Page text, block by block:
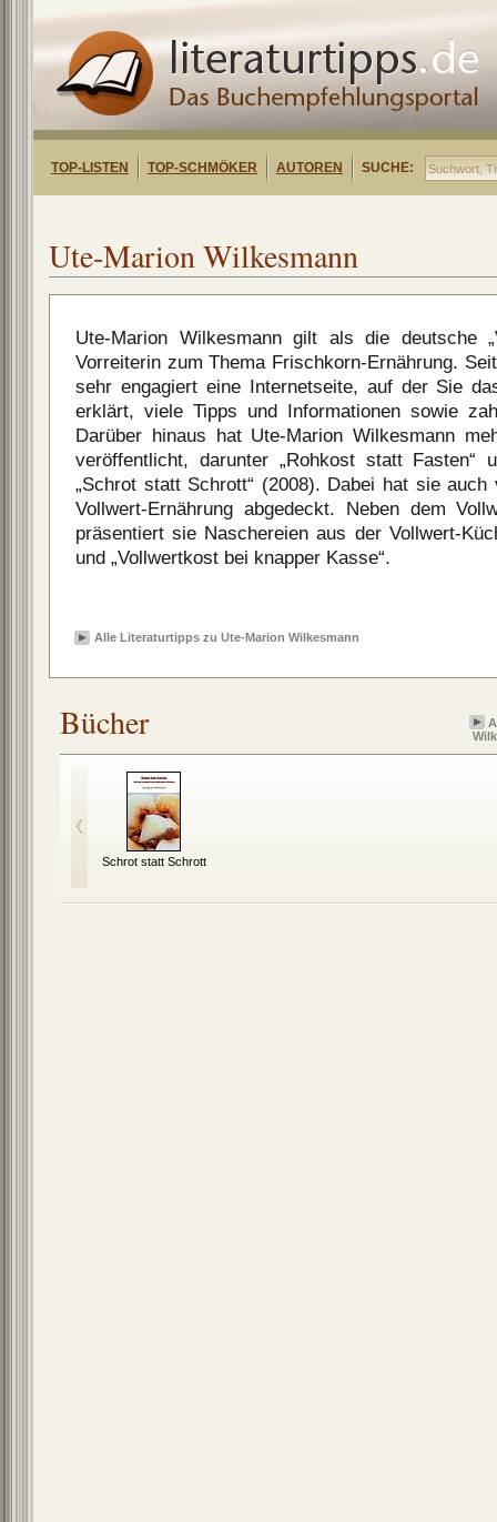
TOP-LISTEN TOP-SCHMÖKER AUTOREN SUCHE:
Ute-Marion Wilkesmann
Ute-Marion Wilkesmann gilt als die deutsche
Vorreiterin zum Thema Frischkorn-Ernährung.
sehr engagiert eine Internetseite, auf der Sie
erklärt, viele Tipps und Informationen sowie
Darüber hinaus hat Ute-Marion Wilkesmann
veröffentlicht, darunter „Rohkost statt Fasten“
„Schrot statt Schrott“ (2008). Dabei hat sie auch
Vollwert-Ernährung abgedeckt. Neben dem
präsentiert sie Naschereien aus der Vollwert-
und „Vollwertkost bei knapper Kasse“.
Alle Literaturtipps zu Ute-Marion Wilkesmann
Bücher
Schrot statt Schrott